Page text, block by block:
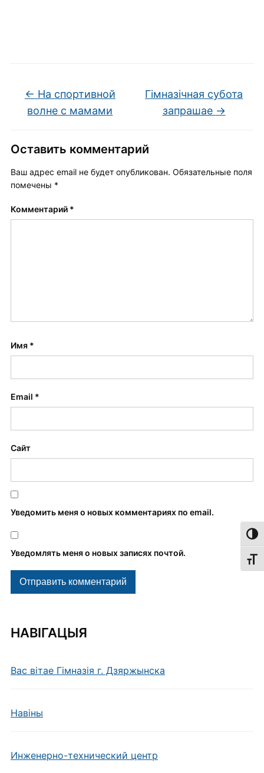
НАВІГАЦЫЯ
Вас вітае Гімназія г. Дзяржынска
Навiны
Инженерно-технический центр
← На спортивной
волне с мамами
Гімназічная субота
запрашае →
Оставить комментарий
Ваш адрес email не будет опубликован. Обязательные поля
помечены *
Комментарий *
Имя *
Email *
Сайт
Уведомить меня о новых комментариях по email.
Уведомлять меня о новых записях почтой.